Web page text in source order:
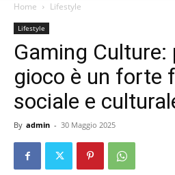
Home Lifestyle
Lifestyle
Gaming Culture:
gioco è un forte
sociale e
By admin - 30 Maggio 2025